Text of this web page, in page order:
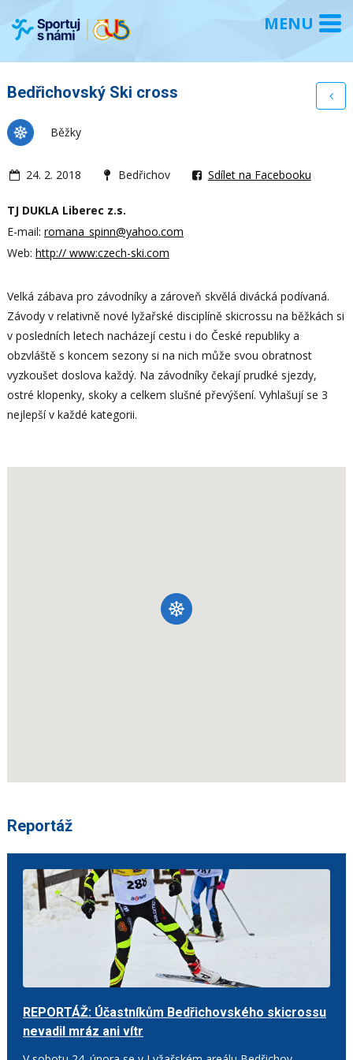
Bedřichovský Ski cross
Běžky
24. 2. 2018 Bedřichov Sdílet na Facebooku
TJ DUKLA Liberec z.s.
E-mail: romana_spinn@yahoo.com
Web: http:// www:czech-ski.com
Velká zábava pro závodníky a zároveň skvělá divácká podívaná.
Závody v relativně nové lyžařské disciplíně skicrossu na běžkách si
v posledních letech nacházejí cestu i do České republiky a
obzvláště s koncem sezony si na nich může svou obratnost
vyzkoušet doslova každý. Na závodníky čekají prudké sjezdy,
ostré klopenky, skoky a celkem slušné převýšení. Vyhlašují se 3
nejlepší v každé kategorii.
Reportáž
REPORTÁŽ: Účastníkům Bedřichovského skicrossu
nevadil mráz ani vítr